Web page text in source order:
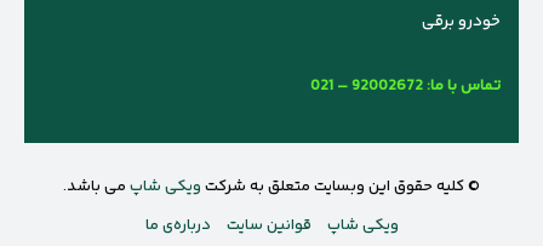
خودرو برقی
تماس با ما: 021 – 92002672
© کلیه حقوق این وبسایت متعلق به شرکت ویکی شاپ می باشد.
ویکی شاپ
قوانین سایت درباره‌ی ما